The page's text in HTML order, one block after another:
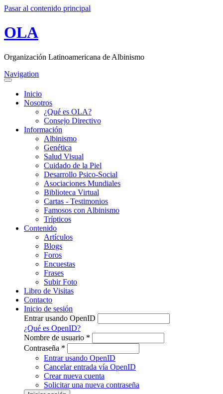
Pasar al contenido principal
OLA
Organización Latinoamericana de Albinismo
Navigation
Inicio
Nosotros
¿Qué es OLA?
Consejo Directivo
Información
Albinismo
Genética
Salud Visual
Cuidado de la Piel
Desarrollo Psico-Social
Asociaciones Mundiales
Biblioteca Virtual
Cartas - Testimonios
Famosos con Albinismo
Trípticos
Contenido
Artículos
Blogs
Foros
Encuestas
Frases
Subir Foto
Libro de Visitas
Contacto
Inicio de sesión
Entrar usando OpenID
¿Qué es OpenID?
Nombre de usuario *
Contraseña *
Entrar usando OpenID
Cancelar entrada vía OpenID
Crear nueva cuenta
Solicitar una nueva contraseña